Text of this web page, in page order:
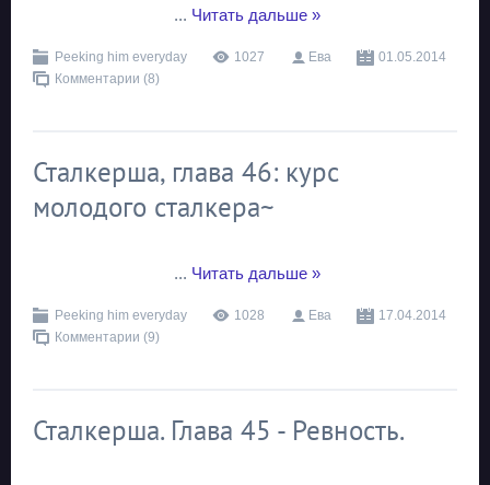
... Читать дальше »
Peeking him everyday 1027 Ева
01.05.2014
Комментарии (8)
Сталкерша, глава 46: курс
молодого сталкера~
... Читать дальше »
Peeking him everyday 1028 Ева
17.04.2014
Комментарии (9)
Сталкерша. Глава 45 - Ревность.